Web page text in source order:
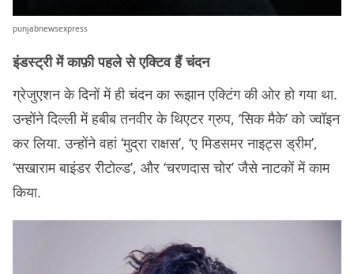
punjabnewsexpress
इंडस्ट्री में काफ़ी पहले से एक्टिव हैं चंदन
ग्रेजुएशन के दिनों में ही चंदन का रूझान एक्टिंग की ओर हो गया था.
उन्होंने दिल्ली में हबीब तनवीर के थिएटर ग्रुप, ‘सिक मैके’ को ज्वॉइन
कर लिया. उन्होंने वहां ‘मुद्रा राक्षस’, ‘ए मिडसमर नाइट्स ड्रीम’,
‘सखाराम बाइंडर रीटोल्ड’, और ‘चरणदास चोर’ जैसे नाटकों में काम
किया.